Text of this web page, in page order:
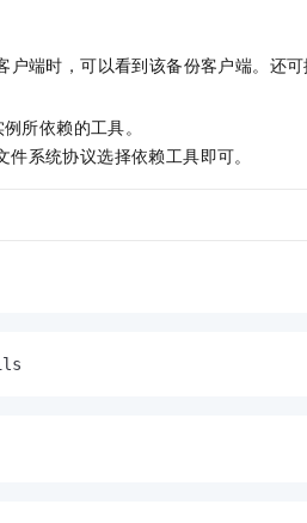
端时，可以看到该备份客户端。还
例所依赖的工具。
件系统协议选择依赖工具即可。